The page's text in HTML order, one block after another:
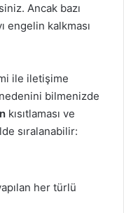
Ancak bazı
engelin kalkması
ile iletişime
nedenini bilmenizde
kısıtlaması ve
sıralanabilir:
her türlü